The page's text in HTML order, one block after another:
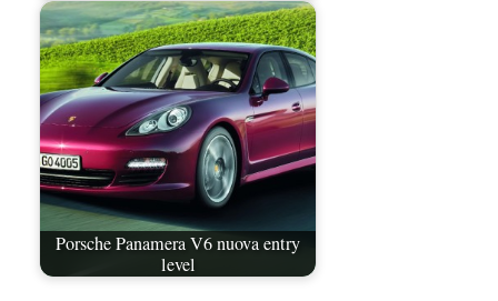
Porsche Panamera V6 nuova entry
level